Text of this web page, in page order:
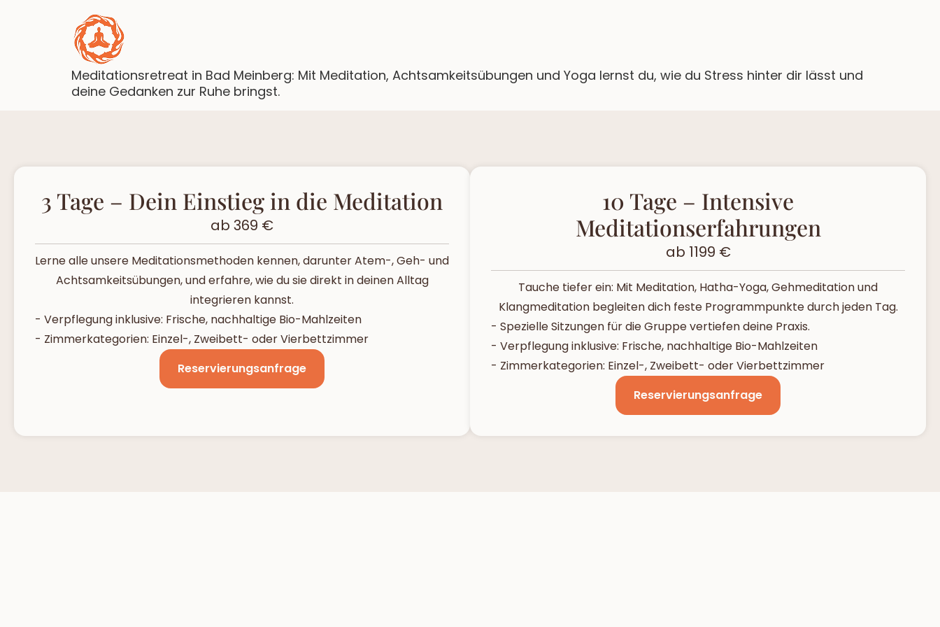
Meditationsretreat in Bad Meinberg: Mit Meditation, Achtsamkeitsübungen und Yoga lernst du, wie du Stress hinter dir lässt und
deine Gedanken zur Ruhe bringst.
3 Tage – Dein Einstieg in die Meditation
ab 369 €
Lerne alle unsere Meditationsmethoden kennen, darunter Atem-, Geh- und
Achtsamkeitsübungen, und erfahre, wie du sie direkt in deinen Alltag
integrieren kannst.
- Verpflegung inklusive: Frische, nachhaltige Bio-Mahlzeiten
- Zimmerkategorien: Einzel-, Zweibett- oder Vierbettzimmer
Reservierungsanfrage
10 Tage – Intensive
Meditationserfahrungen
ab 1199 €
Tauche tiefer ein: Mit Meditation, Hatha-Yoga, Gehmeditation und
Klangmeditation begleiten dich feste Programmpunkte durch jeden Tag.
- Spezielle Sitzungen für die Gruppe vertiefen deine Praxis.
- Verpflegung inklusive: Frische, nachhaltige Bio-Mahlzeiten
- Zimmerkategorien: Einzel-, Zweibett- oder Vierbettzimmer
Reservierungsanfrage